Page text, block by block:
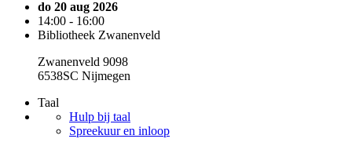
do 20 aug 2026
14:00 - 16:00
Bibliotheek Zwanenveld
Zwanenveld 9098
6538SC Nijmegen
Taal
Hulp bij taal
Spreekuur en inloop